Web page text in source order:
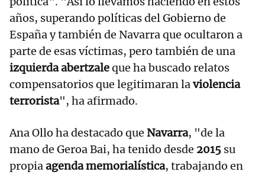
años, superando políticas del Gobierno de
España y también de Navarra que ocultaron a
parte de esas víctimas, pero también de una
izquierda abertzaleque ha buscado relatos
compensatorios que legitimaran laviolencia
terrorista", ha afirmado.
Ana Ollo ha destacado que Navarra, "de la
mano de Geroa Bai, ha tenido desde 2015 su
propiaagenda memorialística, trabajando en